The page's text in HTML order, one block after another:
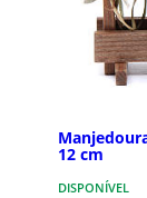
12 cm
DISPONÍVEL